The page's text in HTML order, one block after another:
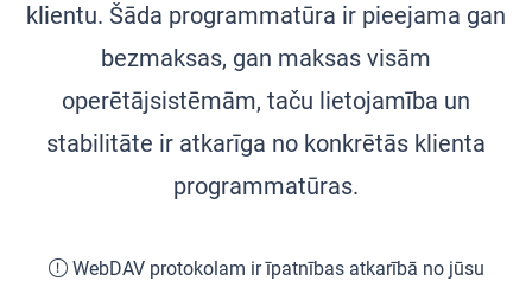
klientu. Šāda programmatūra ir pieejama gan
bezmaksas, gan maksas visām
operētājsistēmām, taču lietojamība un
stabilitāte ir atkarīga no konkrētās klienta
programmatūras.
WebDAV protokolam ir īpatnības atkarībā no jūsu